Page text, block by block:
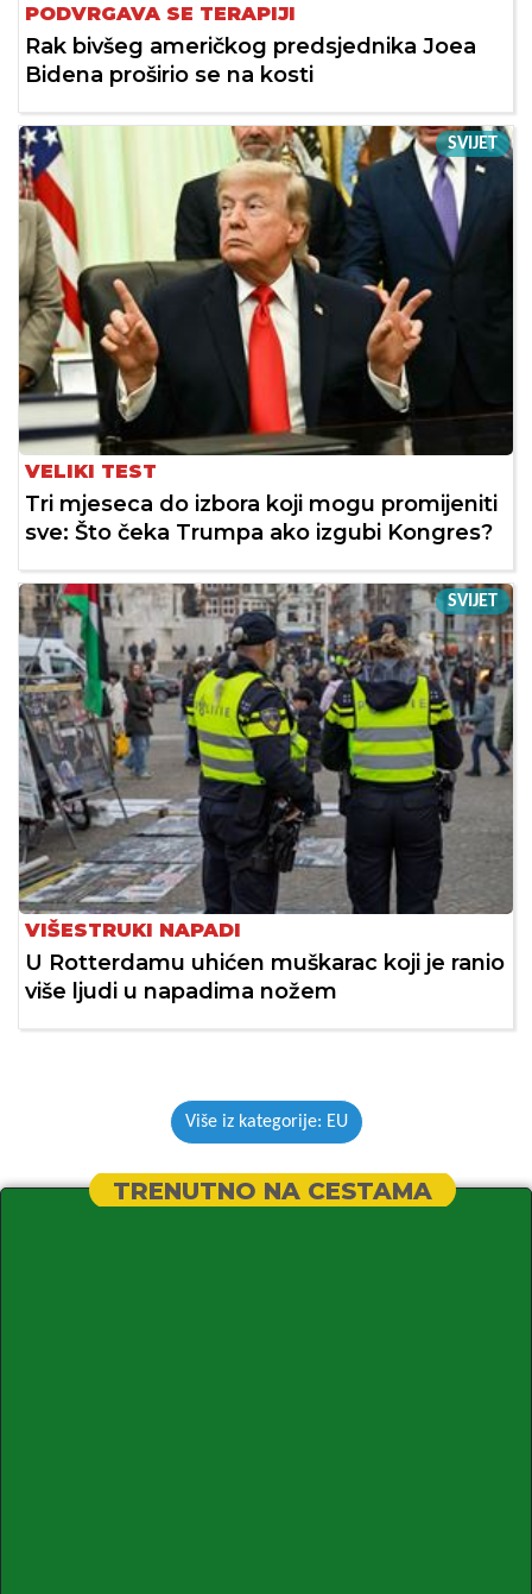
PODVRGAVA SE TERAPIJI
Rak bivšeg američkog predsjednika Joea
Bidena proširio se na kosti
SVIJET
VELIKI TEST
Tri mjeseca do izbora koji mogu promijeniti
sve: Što čeka Trumpa ako izgubi Kongres?
SVIJET
VIŠESTRUKI NAPADI
U Rotterdamu uhićen muškarac koji je ranio
više ljudi u napadima nožem
Više iz kategorije: EU
TRENUTNO NA CESTAMA